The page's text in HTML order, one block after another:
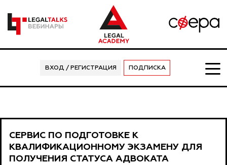
ВХОД / РЕГИСТРАЦИЯ ПОДПИСКА
СЕРВИС ПО ПОДГОТОВКЕ К
КВАЛИФИКАЦИОННОМУ ЭКЗАМЕНУ ДЛЯ
ПОЛУЧЕНИЯ СТАТУСА АДВОКАТА